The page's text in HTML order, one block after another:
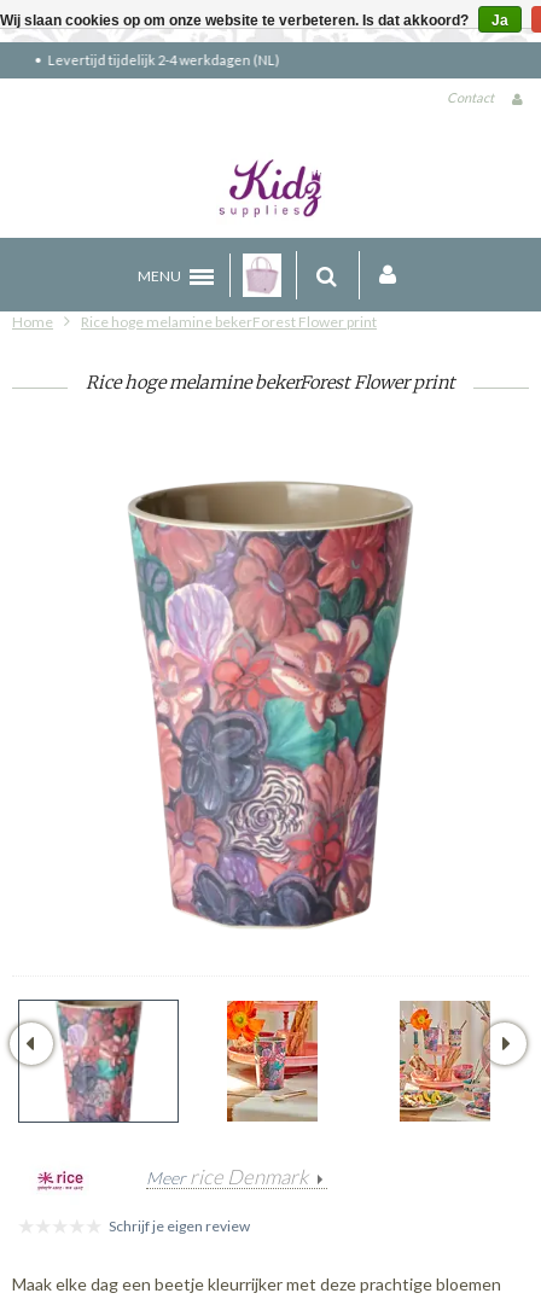
Gratis verzending boven €90 (NL)
Contact
MENU
Home Rice hoge melamine bekerForest Flower print
Rice hoge melamine bekerForest Flower print
Meerrice Denmark
Schrijf je eigen review
Maak elke dag een beetje kleurrijker met deze prachtige bloemen
Wij slaan cookies op om onze website te verbeteren. Is dat akkoord? Ja